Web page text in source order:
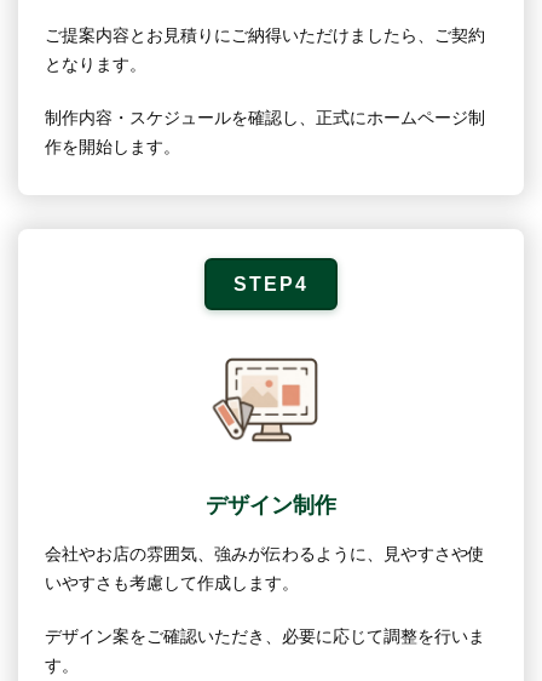
ご提案内容とお見積りにご納得いただけましたら、ご契約
となります。
制作内容・スケジュールを確認し、正式にホームページ制
作を開始します。
STEP4
デザイン制作
会社やお店の雰囲気、強みが伝わるように、見やすさや使
いやすさも考慮して作成します。
デザイン案をご確認いただき、必要に応じて調整を行いま
す。